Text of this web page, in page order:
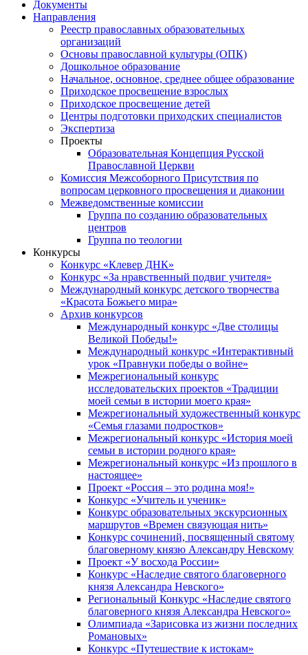
Документы
Направления
Реестр православных образовательных
организаций
Основы православной культуры (ОПК)
Дошкольное образование
Начальное, основное, среднее общее образование
Приходское просвещение взрослых
Приходское просвещение детей
Центры подготовки приходских специалистов
Экспертиза
Проекты
Образовательная Концепция Русской
Православной Церкви
Комиссия Межсоборного Присутствия по
вопросам церковного просвещения и диаконии
Межведомственные комиссии
Группа по созданию образовательных
центров
Группа по теологии
Конкурсы
Конкурс «Клевер ДНК»
Конкурс «За нравственный подвиг учителя»
Международный конкурс детского творчества
«Красота Божьего мира»
Архив конкурсов
Международный конкурс «Две столицы
Великой Победы!»
Международный конкурс «Интерактивный
урок «Правнуки победы о войне»
Межрегиональный конкурс
исследовательских проектов «Традиции
моей семьи в истории моего края»
Межрегиональный художественный конкурс
«Семья глазами подростков»
Межрегиональный конкурс «История моей
семьи в истории родного края»
Межрегиональный конкурс «Из прошлого в
настоящее»
Проект «Россия – это родина моя!»
Конкурс «Учитель и ученик»
Конкурс образовательных экскурсионных
маршрутов «Времен связующая нить»
Конкурс сочинений, посвященный святому
благоверному князю Александру Невскому
Проект «У восхода России»
Конкурс «Наследие святого благоверного
князя Александра Невского»
Региональный Конкурс «Наследие святого
благоверного князя Александра Невского»
Олимпиада «Зарисовка из жизни последних
Романовых»
Конкурс «Путешествие к истокам»